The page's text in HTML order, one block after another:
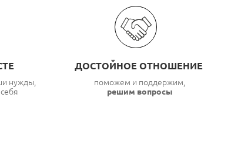
нужды,
ДОСТОЙНОЕ ОТНОШЕНИЕ
поможем и поддержим,
решим вопросы